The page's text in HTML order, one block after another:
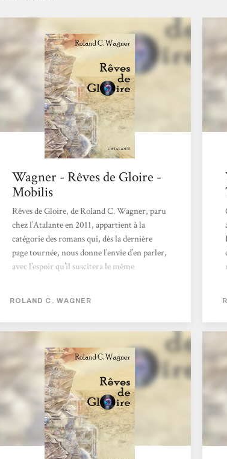
Wagner - Rêves de Gloire -
Mobilis
Rêves de Gloire, de Roland C. Wagner, paru
chez l’Atalante en 2011, appartient à la
catégorie des romans qui, dès la dernière
page tournée, nous donne l’envie d’en parler,
avec l’espoir qu’il suscitera le même
mot cette fois : kaléidoscopique. […]
point de divergence historique ; à l’auteur
ensuite de décrire le monde tel qu’il aurait
pu être. Mais Wagner multiplie les points
de...
ROLAND C. WAGNER